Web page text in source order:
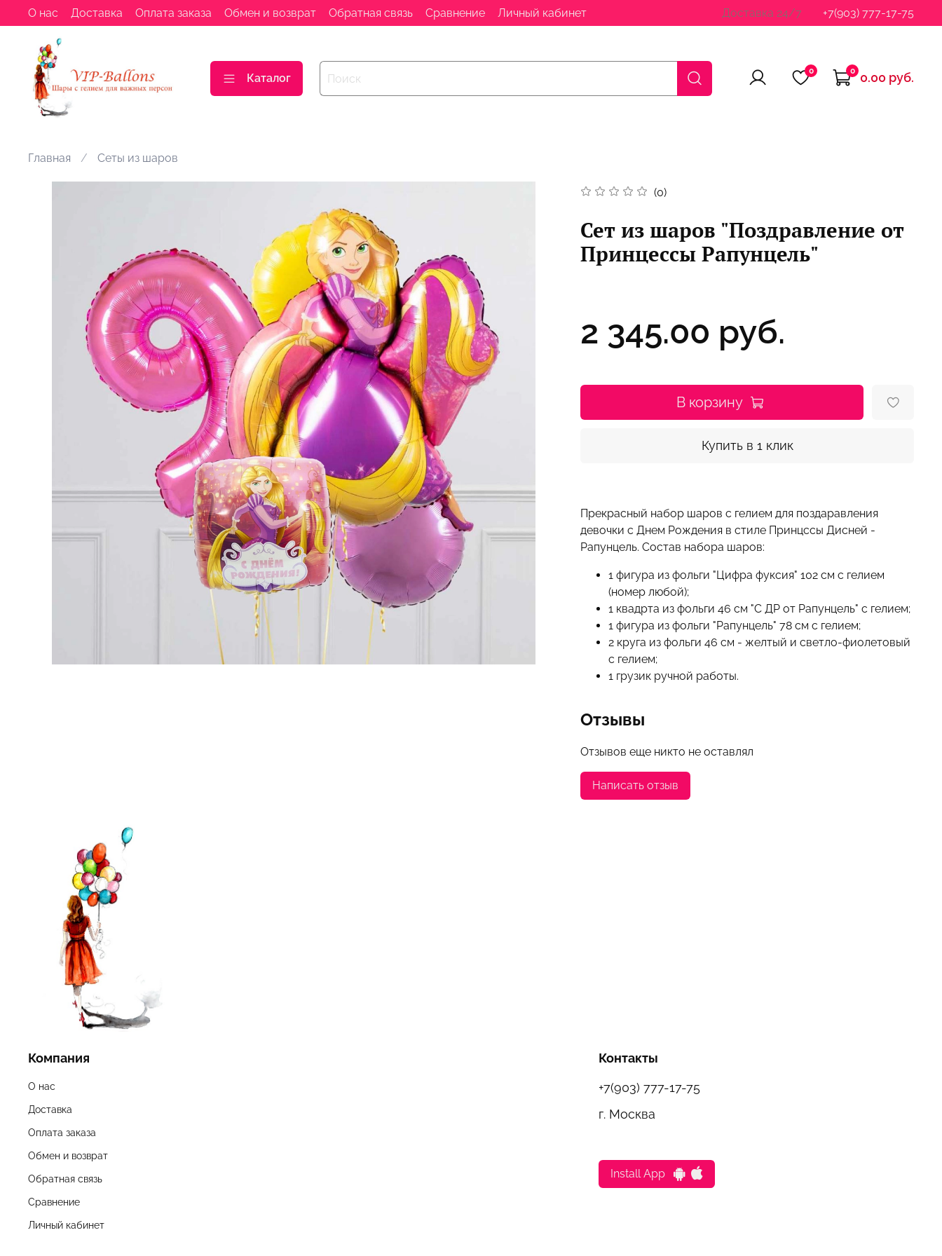
О нас Доставка Оплата заказа Обмен и возврат Обратная связь Сравнение Личный кабинет Доставка 24/7 +7(903) 777-17-75
Каталог
0 0 0.00 руб.
Главная Сеты из шаров
(0)
Сет из шаров "Поздравление от
Принцессы Рапунцель"
2 345.00 руб.
В корзину
Купить в 1 клик
Прекрасный набор шаров с гелием для поздаравления
девочки с Днем Рождения в стиле Принцссы Дисней -
Рапунцель. Состав набора шаров:
1 фигура из фольги "Цифра фуксия" 102 см с гелием
(номер любой);
1 квадрта из фольги 46 см "С ДР от Рапунцель" с гелием;
1 фигура из фольги "Рапунцель" 78 см с гелием;
2 круга из фольги 46 см - желтый и светло-фиолетовый
с гелием;
1 грузик ручной работы.
Отзывы
Отзывов еще никто не оставлял
Написать отзыв
Компания
О нас
Доставка
Оплата заказа
Обмен и возврат
Обратная связь
Сравнение
Личный кабинет
Контакты
+7(903) 777-17-75
г. Москва
Install App